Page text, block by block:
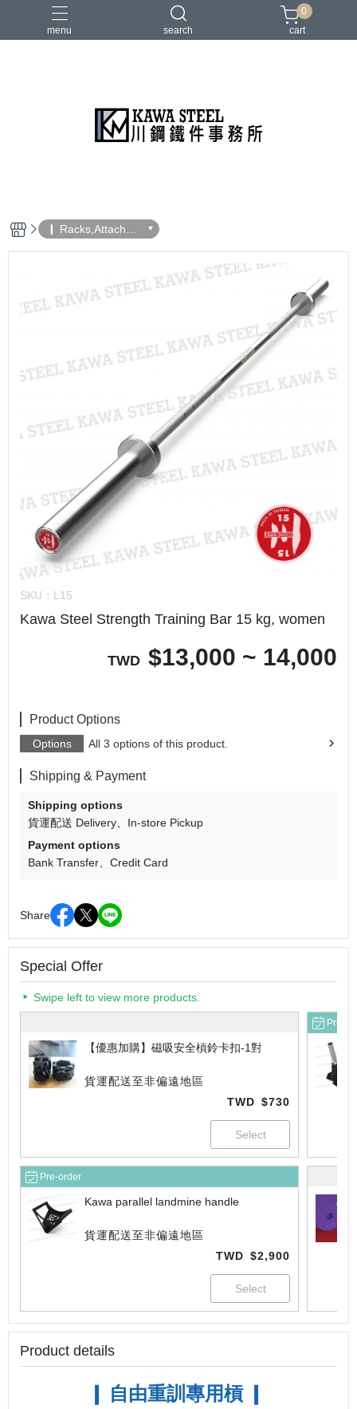
menu search
二柱／四柱／農夫架
史密斯／ Cable飛鳥高低拉
地雷管／練背下拉配件
槓片／啞鈴／壺鈴
0
cart
❙ Racks,Attachme
nts
SKU： L15
Kawa Steel Strength Training Bar 15 kg, women
TWD $13,000 ~ 14,000
Product Options
Options All 3 options of this product.
Shipping & Payment
Shipping options
貨運配送 Delivery
In-store Pickup
Payment options
Bank Transfer
Credit Card
Share
Special Offer
Swipe left to view more products.
【優惠加購】磁吸安全槓鈴卡扣-1對
貨運配送至非偏遠地區
TWD $730
Pre-order
Kawa parallel landmine handle
貨運配送至非偏遠地區
TWD $2,900
Pre-
Product details
❙ 自由重訓專用槓